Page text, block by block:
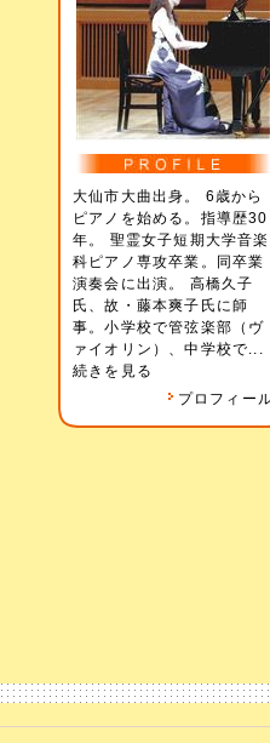
大仙市大曲出身。 6歳から
ピアノを始める。指導歴30
年。 聖霊女子短期大学音楽
科ピアノ専攻卒業。同卒業
演奏会に出演。 高橋久子
氏、故・藤本爽子氏に師
事。小学校で管弦楽部（ヴ
ァイオリン）、中学校で...
続きを見る
プロフィー